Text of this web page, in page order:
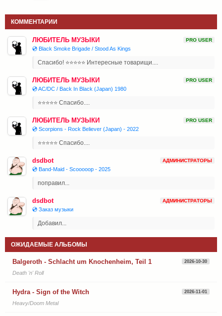
КОММЕНТАРИИ
ЛЮБИТЕЛЬ МУЗЫКИ PRO USER
💿 Black Smoke Brigade / Stood As Kings
Спасибо! ⭐⭐⭐⭐⭐ Интересные товарищи....
ЛЮБИТЕЛЬ МУЗЫКИ PRO USER
💿 AC/DC / Back In Black (Japan) 1980
⭐⭐⭐⭐⭐ Спасибо....
ЛЮБИТЕЛЬ МУЗЫКИ PRO USER
💿 Scorpions - Rock Believer (Japan) - 2022
⭐⭐⭐⭐⭐ Спасибо....
dsdbot АДМИНИСТРАТОРЫ
💿 Band-Maid - Scooooop - 2025
поправил...
dsdbot АДМИНИСТРАТОРЫ
💿 Заказ музыки
Добавил...
ОЖИДАЕМЫЕ АЛЬБОМЫ
Balgeroth - Schlacht um Knochenheim, Teil 1 2026-10-30
Death 'n' Roll
Hydra - Sign of the Witch 2026-11-01
Heavy/Doom Metal